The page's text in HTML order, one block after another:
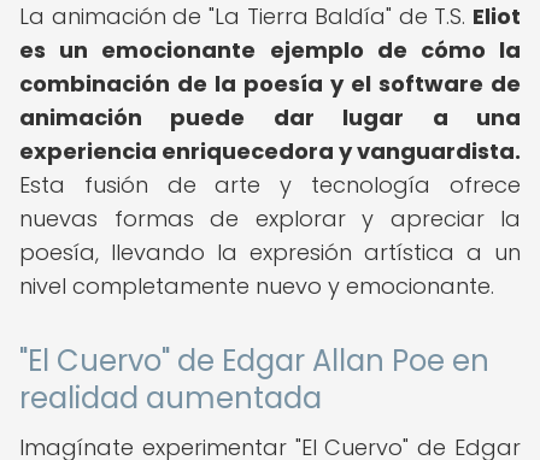
La animación de "La Tierra Baldía" de T.S. Eliot
es un emocionante ejemplo de cómo la
combinación de la poesía y el software de
animación puede dar lugar a una
experiencia enriquecedora y vanguardista.
Esta fusión de arte y tecnología ofrece
nuevas formas de explorar y apreciar la
poesía, llevando la expresión artística a un
nivel completamente nuevo y emocionante.
"El Cuervo" de Edgar Allan Poe en
realidad aumentada
Imagínate experimentar "El Cuervo" de Edgar